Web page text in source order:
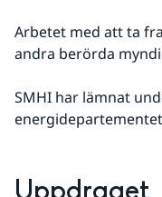
Arbetet med att ta
andra berörda
SMHI har lämnat